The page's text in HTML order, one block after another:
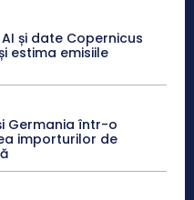
și date Copernicus
estima emisiile
Germania într-o
importurilor de